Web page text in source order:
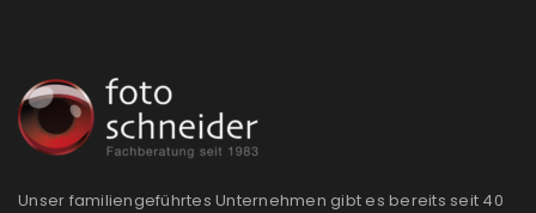
Unser familiengeführtes Unternehmen gibt es bereits seit 40